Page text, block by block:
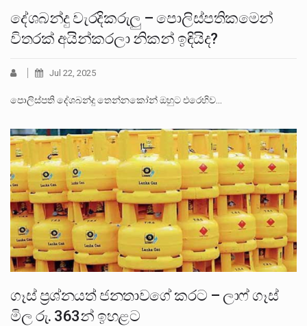
දේශබන්දු වැරදිකරුලු – පොලිස්පතිකමෙන්
විතරක් අයින්කරලා නිකන් ඉඳියිද?
Jul 22, 2025
පොලිස්පති දේශබන්දු තෙන්නකෝන් ඔහුට එරෙහිව…
ගෑස් ප්‍රශ්නයත් ජනතාවගේ කරට – ලාෆ් ගෑස්
මිල රු. 363න් ඉහළට